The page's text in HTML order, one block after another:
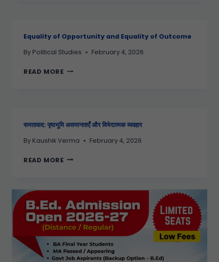
Equality of Opportunity and Equality of Outcome
By Political Studies February 4, 2026
READ MORE
समतावाद: पृष्ठभूमि असमानताएँ और विभेदात्मक व्यवहार
By Kaushik Verma February 4, 2026
READ MORE